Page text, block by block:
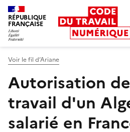
RÉPUBLIQUE
FRANÇAISE
Voir le fil d’Ariane
Autorisation de
travail d'un
salarié en